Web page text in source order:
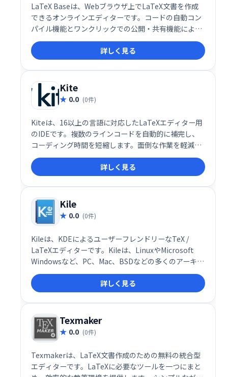
LaTeX Baseは、Webブラウザ上でLaTeX文書を作成
できるオンラインエディターです。コードの自動コン
パイル機能とワンクリックでの公開・共有機能によ
り、効率的な文書作成を実現します。複雑な数式や図
表も簡単に扱え、論文やレポート作成に最適です。
詳しく見る
Kite
0.0 (0件)
Kiteは、16以上の言語に対応したLaTeXエディター用
のIDEです。複数のラインコードを自動的に補完し、
コーディング時間を短縮します。面倒な作業を軽減
し、より効率的なコーディングを実現します。
詳しく見る
Kile
0.0 (0件)
Kileは、KDEによるユーザーフレンドリーなTeX /
LaTeXエディターです。Kileは、LinuxやMicrosoft
Windowsなど、PC、Mac、BSDなどの多くのアーキテ
クチャやオペレーティングシステムで利用できます。
詳しく見る
Texmaker
0.0 (0件)
Texmakerは、LaTeX文書作成のための無料の統合型
エディターです。LaTeXに必要なツールを一つにまと